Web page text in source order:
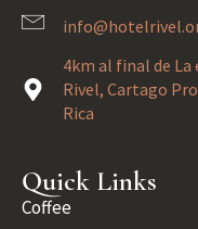
4km al final de La
Rivel, Cartago
Rica
Quick Links
Coffee